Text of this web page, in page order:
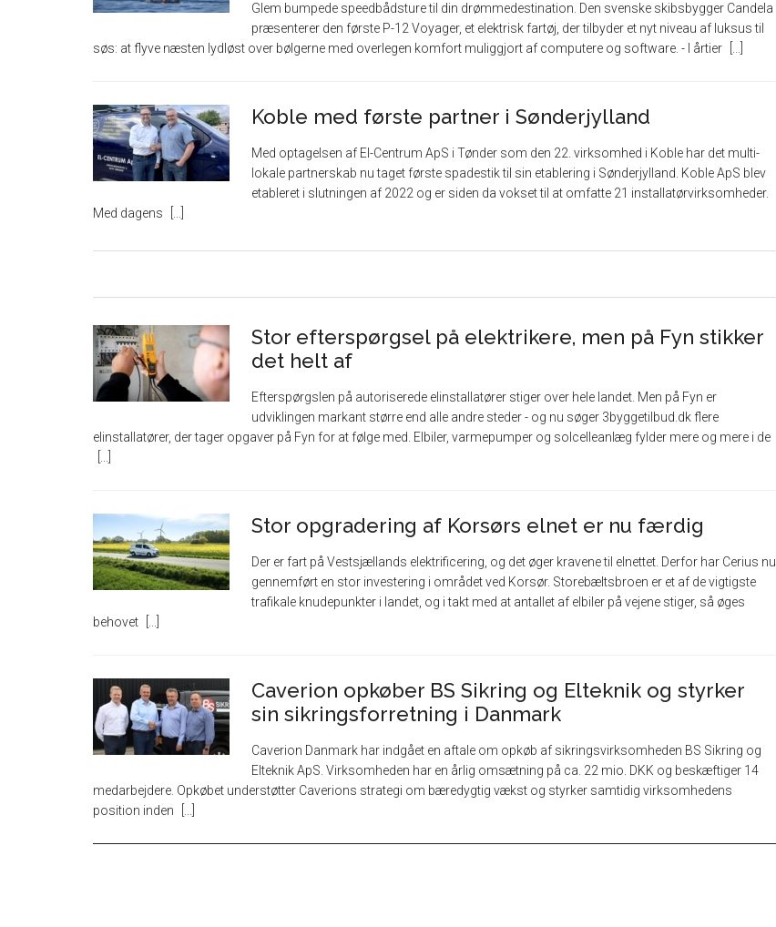
Glem bumpede speedbådsture til din drømmedestination. Den svenske skibsbygger Candela
præsenterer den første P-12 Voyager, et elektrisk fartøj, der tilbyder et nyt niveau af luksus til
søs: at flyve næsten lydløst over bølgerne med overlegen komfort muliggjort af computere og software. - I årtier
Koble med første partner i Sønderjylland
Med optagelsen af El-Centrum ApS i Tønder som den 22. virksomhed i Koble har det multi-
lokale partnerskab nu taget første spadestik til sin etablering i Sønderjylland. Koble ApS blev
etableret i slutningen af 2022 og er siden da vokset til at omfatte 21 installatørvirksomheder.
Med dagens
Stor efterspørgsel på elektrikere, men på Fyn stikker
det helt af
Efterspørgslen på autoriserede elinstallatører stiger over hele landet. Men på Fyn er
udviklingen markant større end alle andre steder - og nu søger 3byggetilbud.dk flere
elinstallatører, der tager opgaver på Fyn for at følge med. Elbiler, varmepumper og solcelleanlæg fylder mere og mere i de
Stor opgradering af Korsørs elnet er nu færdig
Der er fart på Vestsjællands elektrificering, og det øger kravene til elnettet. Derfor har Cerius nu
gennemført en stor investering i området ved Korsør. Storebæltsbroen er et af de vigtigste
trafikale knudepunkter i landet, og i takt med at antallet af elbiler på vejene stiger, så øges
behovet
Caverion opkøber BS Sikring og Elteknik og styrker
sin sikringsforretning i Danmark
Caverion Danmark har indgået en aftale om opkøb af sikringsvirksomheden BS Sikring og
Elteknik ApS. Virksomheden har en årlig omsætning på ca. 22 mio. DKK og beskæftiger 14
medarbejdere. Opkøbet understøtter Caverions strategi om bæredygtig vækst og styrker samtidig virksomhedens
position inden